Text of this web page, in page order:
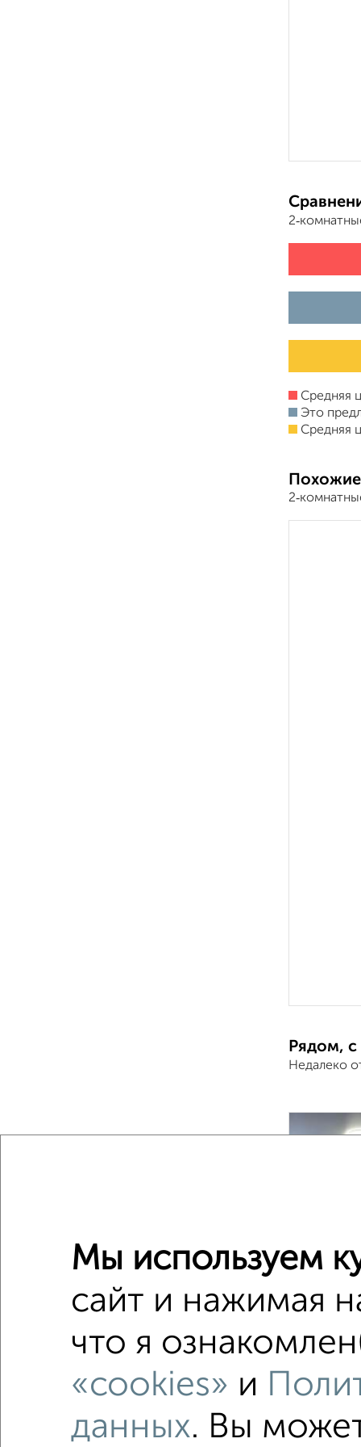
Средняя
Это
Средняя
Рядом,
Недалеко
2-к
Поиск по
Мы используем
сайт и нажимая
что я
«cookies» и
данных. Вы